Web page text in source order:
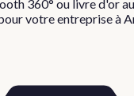
360° ou livre d'or
votreentrepriseà